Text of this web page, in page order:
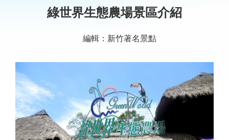
綠世界生態農場景區介紹
編輯：新竹著名景點